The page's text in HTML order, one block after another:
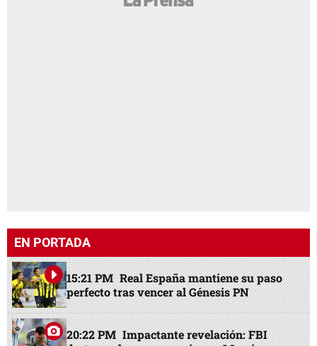
EN PORTADA
15:21 PM Real España mantiene su paso
perfecto tras vencer al Génesis PN
20:22 PM Impactante revelación: FBI